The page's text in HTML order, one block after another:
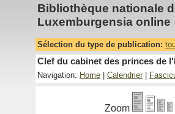
Bibliothèque nationale
Luxemburgensia online
Sélection du type de publication:
Clef du cabinet des princes de
Navigation: Home Calendrier
Zoom